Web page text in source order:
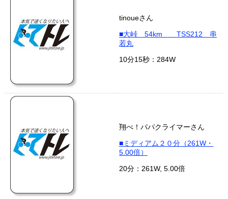
tinoueさん
■大峠 54km TSS212 串
若丸
10分15秒：284W
翔べ！パパクライマーさん
■ミディアム２０分（261W・
5.00倍）
20分：261W, 5.00倍